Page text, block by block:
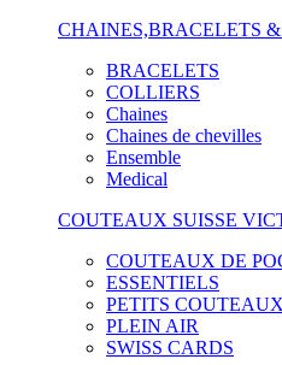
CHAINES,BRACELETS
BRACELETS
COLLIERS
Chaines
Chaines de chevilles
Ensemble
Medical
COUTEAUX SUISSE
COUTEAUX DE
ESSENTIELS
PETITS
PLEIN AIR
SWISS CARDS